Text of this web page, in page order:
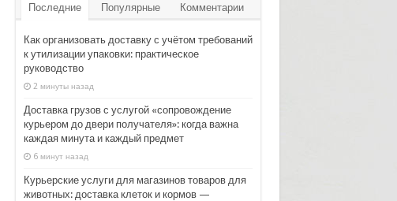
Последние Популярные Комментарии
Как организовать доставку с учётом требований
к утилизации упаковки: практическое
руководство
2 минуты назад
Доставка грузов с услугой «сопровождение
курьером до двери получателя»: когда важна
каждая минута и каждый предмет
6 минут назад
Курьерские услуги для магазинов товаров для
животных: доставка клеток и кормов —